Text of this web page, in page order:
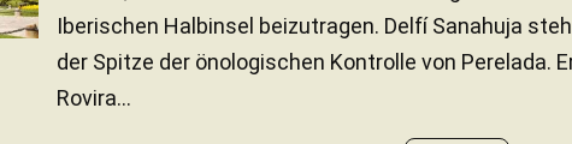
Iberischen Halbinsel beizutragen. Delfí Sanahuja
der Spitze der önologischen Kontrolle von Perelada.
Rovira...